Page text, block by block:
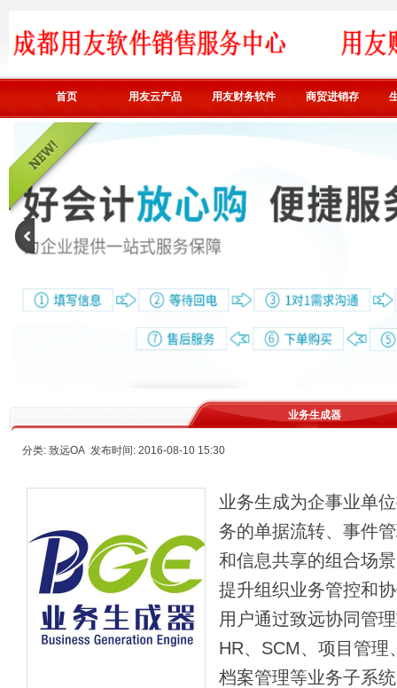
首页 用友云产品 用友财务软件 商贸进销存
业务生成器
分类: 致远OA 发布时间: 2016-08-10 15:30
业务生成为企事业单
务的单据流转、事件
和信息共享的组合场
提升组织业务管控和
用户通过致远协同管
HR、SCM、项目管
档案管理等业务子系